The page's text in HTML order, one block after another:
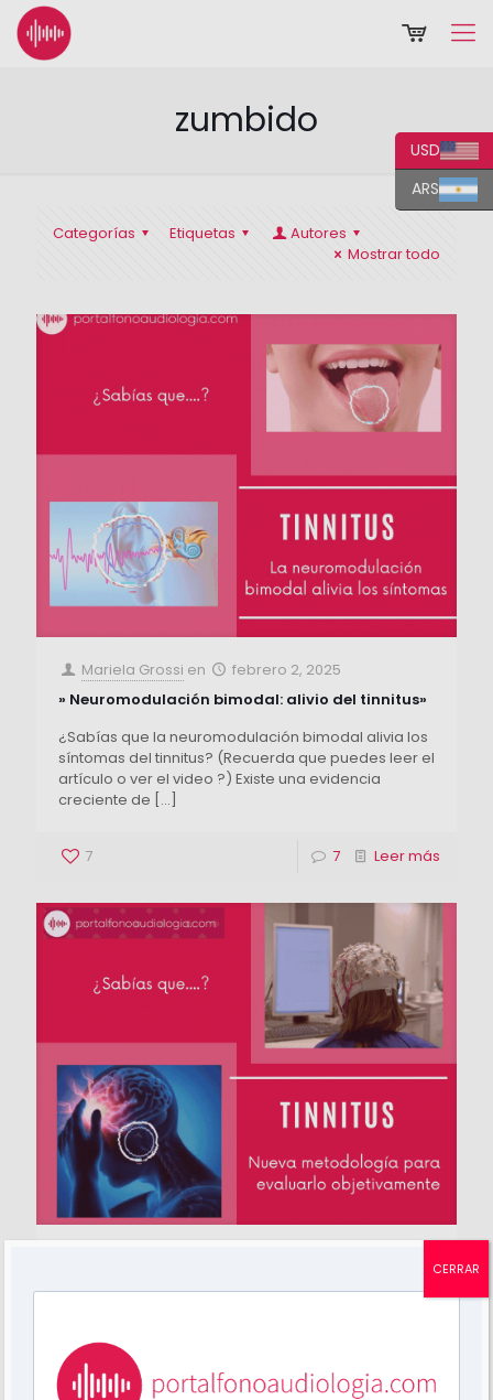
zumbido
Categorías Etiquetas
Autores
Mostrar todo
Mariela Grossi en
febrero 2, 2025
» Neuromodulación bimodal: alivio del tinnitus»
¿Sabías que la neuromodulación bimodal alivia los
síntomas del tinnitus? (Recuerda que puedes leer el
artículo o ver el video ?) Existe una evidencia
creciente de […]
7 7 Leer más
«Tinnitus: Nueva tecnología para su medición»
medir objetivamente el tinnitus? Se llama
espectroscopia funcional de infrarrojo cercano
(fNIRS) . Este estudio fue publicado , el[…]
USD
ARS
CERRAR